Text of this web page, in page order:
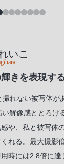
いこ
きを表現する
れない被写体が
解像感ととろけ
や、私と被写体
れる。最大撮影
時には2.8倍に達